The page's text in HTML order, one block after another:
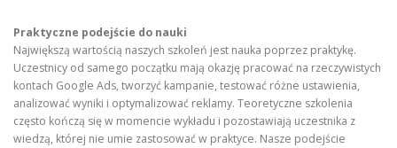
Praktyczne podejście do nauki
Największą wartością naszych szkoleń jest nauka poprzez praktykę.
Uczestnicy od samego początku mają okazję pracować na rzeczywistych
kontach Google Ads, tworzyć kampanie, testować różne ustawienia,
analizować wyniki i optymalizować reklamy. Teoretyczne szkolenia
często kończą się w momencie wykładu i pozostawiają uczestnika z
wiedzą, której nie umie zastosować w praktyce. Nasze podejście